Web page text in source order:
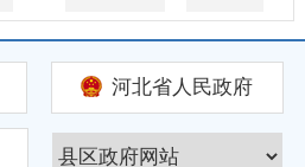
河北省人民政府